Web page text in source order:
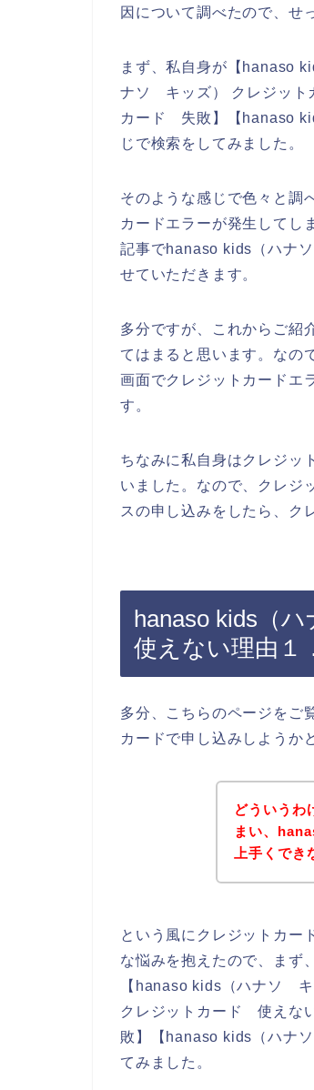
因について調べたので、せ
まず、私自身が【hanaso
ナソ キッズ） クレジット
カード 失敗】【hanaso
じで検索をしてみました。
そのような感じで色々と
カードエラーが発生してし
記事でhanaso kids（ハナ
せていただきます。
多分ですが、これからご紹
てはまると思います。な
画面でクレジットカードエ
す。
ちなみに私自身はクレジッ
いました。なので、クレ
スの申し込みをしたら、ク
hanaso kids（
使えない理由１
多分、こちらのページを
カードで申し込みしようか
どういうわ
まい、
上手くでき
という風にクレジットカー
な悩みを抱えたので、まず
【hanaso kids（ハナソ
クレジットカード 使えな
敗】【hanaso kids（ハナ
てみました。